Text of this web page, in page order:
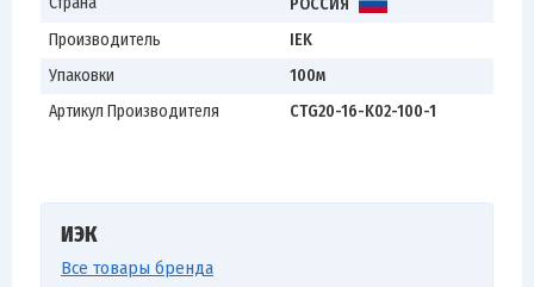
Производитель
IEK
Упаковки
100м
Артикул Производителя
CTG20-16-K02-100-1
ИЭК
Все товары бренда